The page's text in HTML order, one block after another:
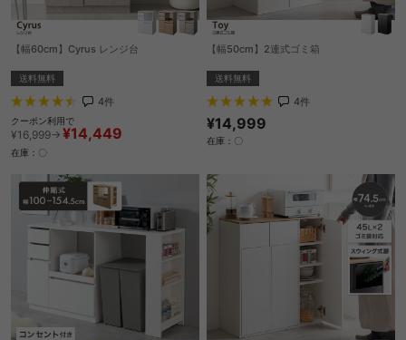
【幅60cm】Cyrus レンジ台
送料無料
4件
クーポン利用で
¥16,999→ ¥14,449
在庫：〇
【幅50cm】2連式ゴミ箱
送料無料
4件
¥14,999
在庫：〇